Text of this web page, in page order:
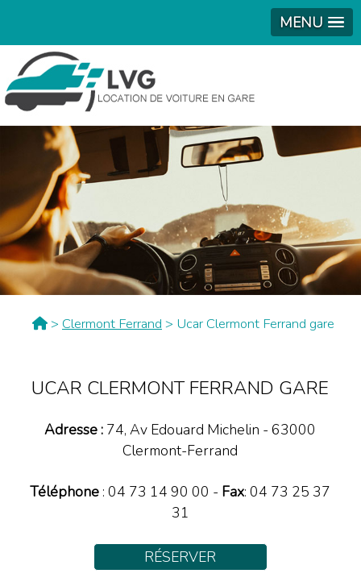
MENU
> Clermont Ferrand > Ucar Clermont Ferrand gare
UCAR CLERMONT FERRAND GARE
Adresse : 74, Av Edouard Michelin -63000
Clermont-Ferrand
Téléphone :04 73 14 90 00 - Fax: 04 73 25 37
31
RÉSERVER